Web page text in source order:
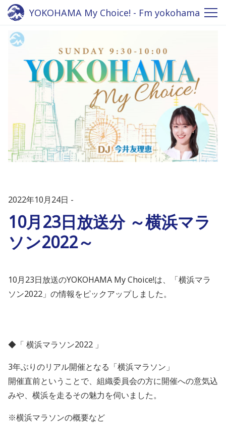
YOKOHAMA My Choice! - Fm yokohama
2022年10月24日
10月23日放送分 ～横浜マラ
ソン2022～
10月23日放送のYOKOHAMA My Choice!は、「横浜マラ
ソン2022」の情報をピックアップしました。
◆「 横浜マラソン2022 」
3年ぶりのリアル開催となる「横浜マラソン」
開催直前ということで、組織委員会の方に開催への意気込
みや、横浜を走るその魅力を伺いました。
※横浜マラソンの概要など